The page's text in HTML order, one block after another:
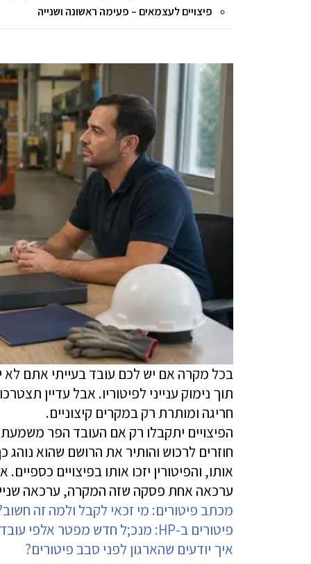
פיצויים לעצמאים – פעימה ראשונה ושנייה
בכל מקרה אם יש לכם עובד בעייתי אתם לא
תוך נימוק ענייני לפיטוריו. אבל עדיין
חריגה ומותרת רק במקרים קיצוניים.
הפיצויים יתקבלו רק אם העובד הפר משמעת
חוזרים לרכוש והותיר את הרושם שהוא
אותו, והפיטורין יזכו אותו בפיצויים
ערכאה אחת פסקה שזה המקרה, ערכאה
מכתב פיטורים: מי זכאי לקבל ולמה זה
פיטורים ב-HP: מנכ;ל חדש מפטר אלפי עובדים
איך יודעים שהארגון לפני סבב פיטורים?